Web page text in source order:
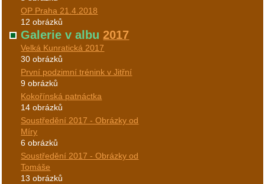
OP Praha 21.4.2018
12 obrázků
Galerie v albu2017
Velká Kunratická 2017
30 obrázků
První podzimní trénink v Jitřní
9 obrázků
Kokořínská patnáctka
14 obrázků
Soustředění 2017 - Obrázky od
Míry
6 obrázků
Soustředění 2017 - Obrázky od
Tomáše
13 obrázků